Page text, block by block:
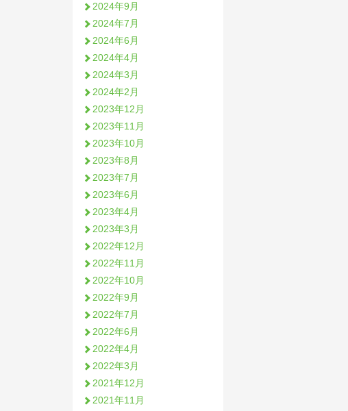
2024年9月
2024年7月
2024年6月
2024年4月
2024年3月
2024年2月
2023年12月
2023年11月
2023年10月
2023年8月
2023年7月
2023年6月
2023年4月
2023年3月
2022年12月
2022年11月
2022年10月
2022年9月
2022年7月
2022年6月
2022年4月
2022年3月
2021年12月
2021年11月